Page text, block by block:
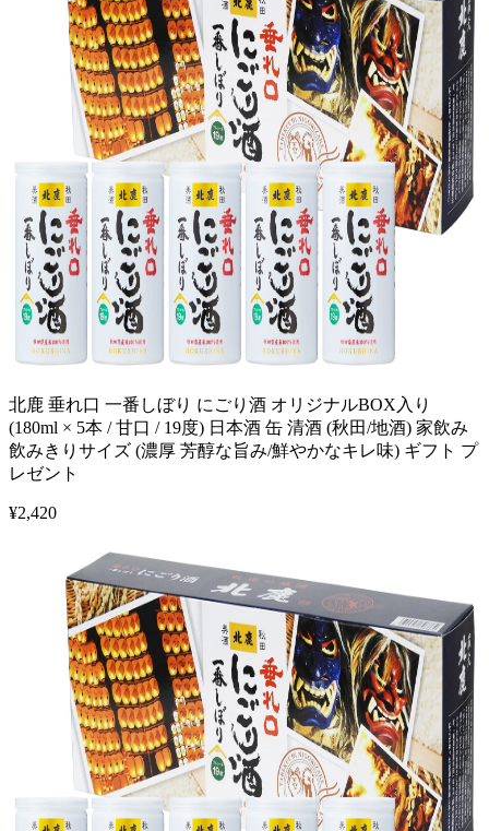
北鹿 垂れ口 一番しぼり にごり酒 オリジナルBOX入り
(180ml × 5本 / 甘口 / 19度) 日本酒 缶 清酒 (秋田/地酒) 家飲み
飲みきりサイズ (濃厚 芳醇な旨み/鮮やかなキレ味) ギフト プ
レゼント
¥2,420